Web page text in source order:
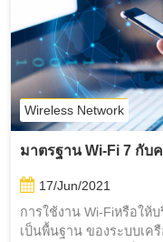
Wireless Network
มาตรฐาน Wi-Fi 7 กับ
17/Jun/2021
การใช้งาน Wi-Fiหรือให้
เป็นพื้นฐาน ของระบบเค